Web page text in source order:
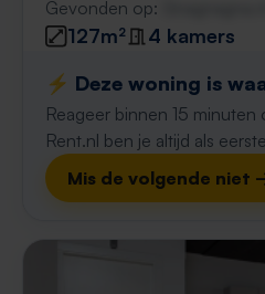
Gevonden op:
127m²
4 kamers
⚡️ Deze woning is
Reageer binnen 15 minuten
Rent.nl ben je altijd als
Mis de volgende niet